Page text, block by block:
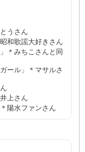
うさん
和歌謡大好きさん
＊みちこさんと同
ール」＊マサルさ
上さん
陽水ファンさん